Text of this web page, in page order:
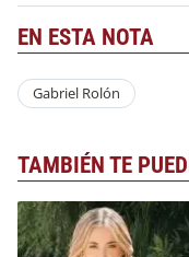
EN ESTA NOTA
Gabriel Rolón
TAMBIÉN TE